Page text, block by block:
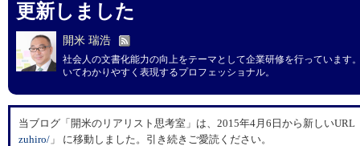
更新しました
開米 瑞浩
社会人の文書化能力の向上をテーマとして企業研修を行っています
いてわかりやすく表現するプロフェッショナル。
当ブログ「開米のリアリスト思考室」は、2015年4月6日から新しいURL
zuhiro/ 」 に移動しました。引き続きご愛読ください。